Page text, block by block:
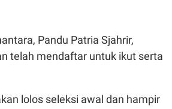
Pandu Patria Sjahrir,
telah mendaftar untuk ikut serta
lolos seleksi awal dan hampir